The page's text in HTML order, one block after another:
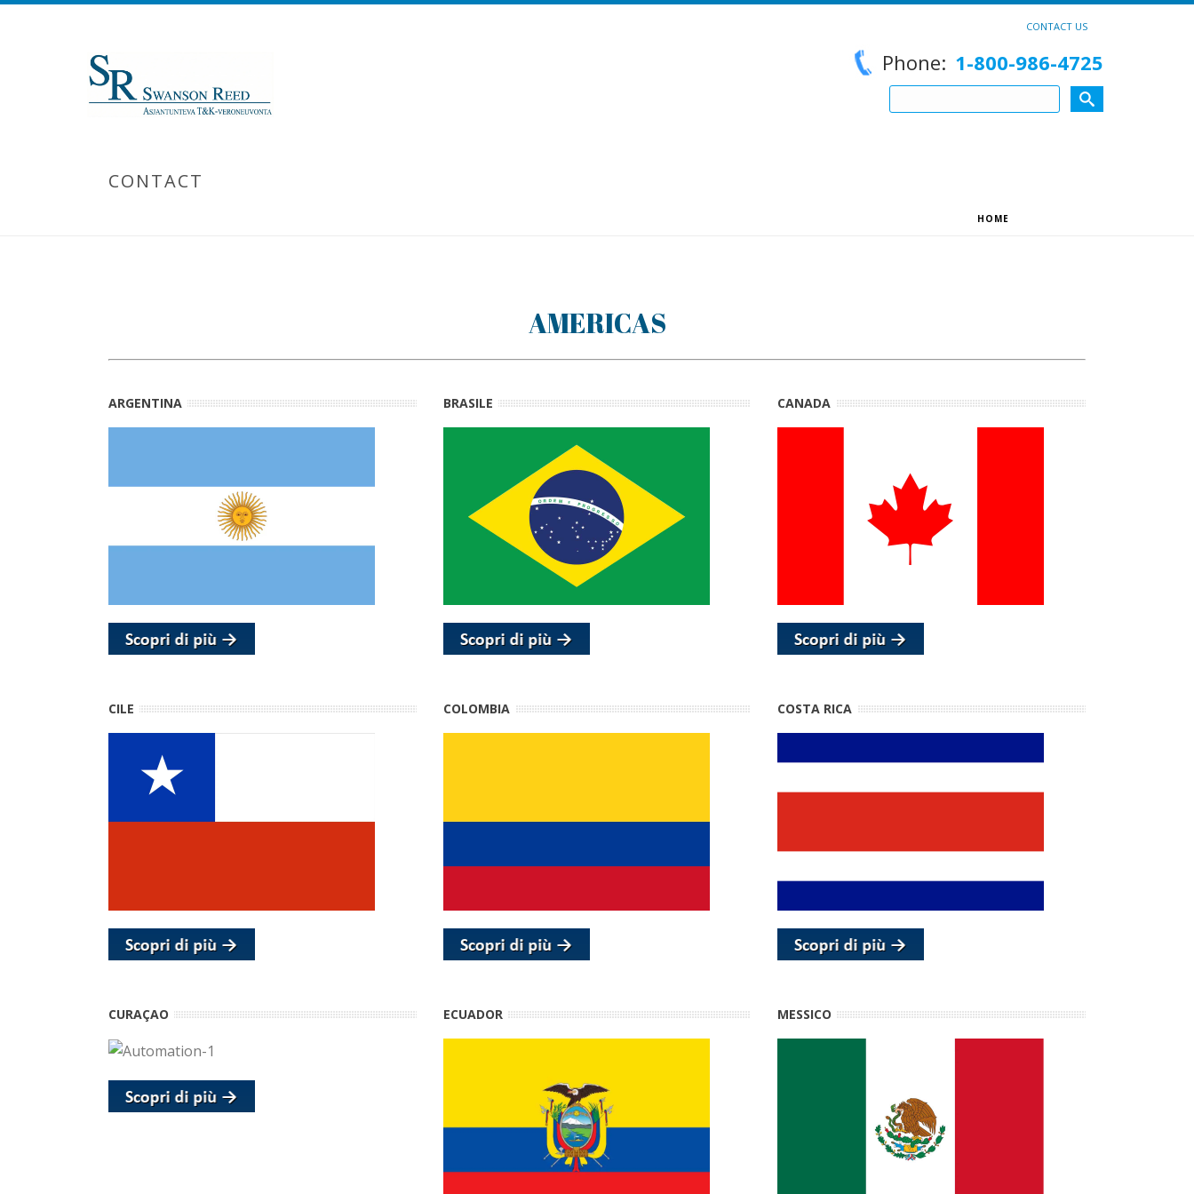
CONTACT US
Phone: 1-800-986-4725
CONTACT
HOME
AMERICAS
ARGENTINA BRASILE CANADA
CILE COLOMBIA COSTA RICA
CURAÇAO ECUADOR MESSICO